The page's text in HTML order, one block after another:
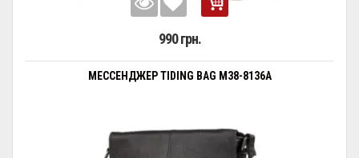
990 грн.
МЕССЕНДЖЕР TIDING BAG M38-8136A